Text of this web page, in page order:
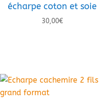
écharpe coton et soie
30,00€